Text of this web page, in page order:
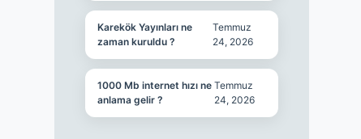
Karekök Yayınları ne
zaman kuruldu ?
Temmuz
24, 2026
1000 Mb internet hızı ne
anlama gelir ?
Temmuz
24, 2026